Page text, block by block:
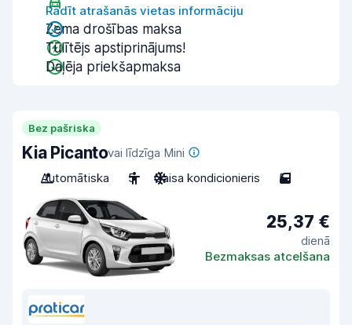
Rādīt atrašanās vietas informāciju
Zema drošības maksa
Tūlītējs apstiprinājums!
Daļēja priekšapmaksa
Bez pašriska
Kia Picantovai līdzīga Mini
Automātiska
5 Gaisa kondicionieris 5
25,37 €
dienā
Bezmaksas atcelšana